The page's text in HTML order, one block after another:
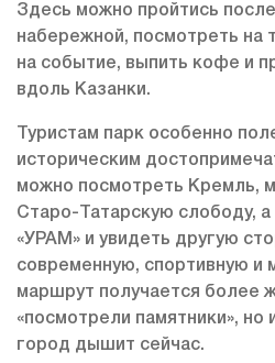
Здесь можно пройтись
набережной, посмотреть на
на событие, выпить кофе и
вдоль Казанки.
Туристам парк особенно
историческим
можно посмотреть Кремль,
Старо-Татарскую слободу, а
«УРАМ» и увидеть другую
современную, спортивную и
маршрут получается более
«посмотрели памятники», но
город дышит сейчас.